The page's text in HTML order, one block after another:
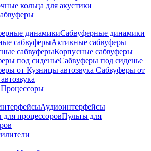
кольца для акустики
Сабвуферные динамики
Активные сабвуферы
Корпусные сабвуферы
Сабвуферы под сиденье
Сабвуферы от
Процессоры
Аудиоинтерфейсы
Пульты для